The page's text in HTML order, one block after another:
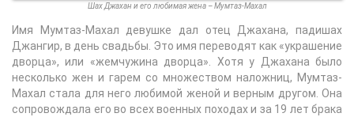
Шах Джахан и его любимая жена – Мумтаз-Махал
Имя Мумтаз-Махал девушке дал отец Джахана, падишах
Джангир, в день свадьбы. Это имя переводят как «украшение
дворца», или «жемчужина дворца». Хотя у Джахана было
несколько жен и гарем со множеством наложниц, Мумтаз-
Махал стала для него любимой женой и верным другом. Она
сопровождала его во всех военных походах и за 19 лет брака